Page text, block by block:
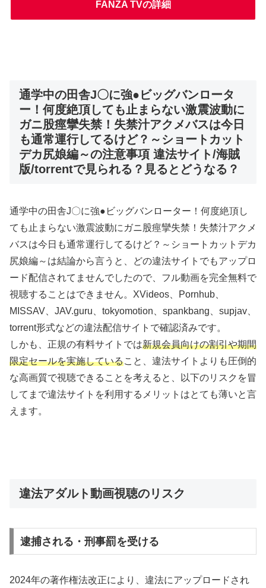
FANZA TVの詳細
通学中の田舎J〇に強●ビッグバンロータ
ー！何度絶頂しても止まらない激震波動に
ガニ股痙攣失禁！失禁汁アクメバスは今日
も通常運行してるけど？～ショートカット
デカ尻娘編～の注意事項 違法サイト/海賊
版/torrentで見られる？見るとどうなる？
通学中の田舎J〇に強●ビッグバンローター！何度絶頂し
ても止まらない激震波動にガニ股痙攣失禁！失禁汁アクメ
バスは今日も通常運行してるけど？～ショートカットデカ
尻娘編～は結論から言うと、どの違法サイトでもアップロ
ード配信されてませんでしたので、フル動画を完全無料で
視聴することはできません。XVideos、Pornhub、
MISSAV、JAV.guru、tokyomotion、spankbang、supjav、
torrent形式などの違法配信サイトで確認済みです。
しかも、正規の有料サイトでは新規会員向けの割引や期間
限定セールを実施していること、違法サイトよりも圧倒的
な高画質で視聴できることを考えると、以下のリスクを冒
してまで違法サイトを利用するメリットはとても薄いと言
えます。
違法アダルト動画視聴のリスク
逮捕される・刑事罰を受ける
2024年の著作権法改正により、違法にアップロードされ